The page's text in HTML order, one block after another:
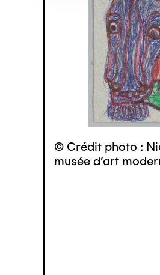
© Crédit photo :
musée d’art